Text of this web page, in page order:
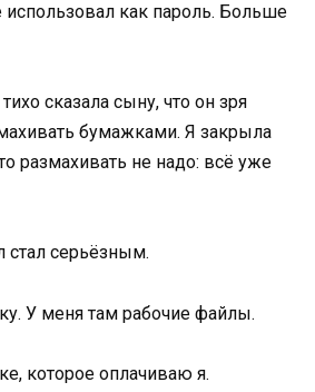
как пароль. Больше
сказала сыну, что он зря
бумажками. Я закрыла
размахивать не надо: всё уже
стал серьёзным.
У меня там рабочие файлы.
которое оплачиваю я.